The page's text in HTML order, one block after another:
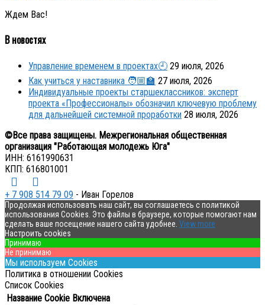
Ждем Вас!
В новостях
Управление временем в проектах🕘 29 июля, 2026
Как учиться у наставника 🧑🏼‍🏫 27 июля, 2026
Индивидуальные проекты старшеклассников: эксперт
проекта «Профессионалы» обозначил ключевую проблему
для дальнейшей системной проработки 28 июля, 2026
©Все права защищены. Межрегиональная общественная
организация "Работающая молодежь Юга"
ИНН: 6161990631
КПП: 616801001
+ 7 908 514 79 09 - Иван Горелов
Продолжая использовать наш сайт, вы соглашаетесь с политикой
использования Cookies. Это файлы в браузере, которые помогают нам
сделать ваше посещение нашего сайта удобнее. View more
Настроить cookies
Принимаю
Не принимаю
Мы используем Cookies
Политика в отношении Cookies
Список Cookies
Название Cookie Включена